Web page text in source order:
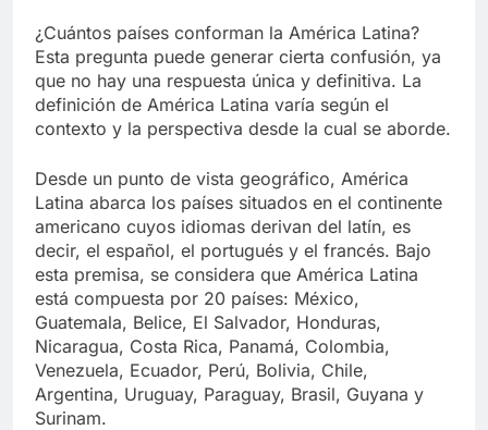
¿Cuántos países conforman la América Latina?
Esta pregunta puede generar cierta confusión, ya
que no hay una respuesta única y definitiva. La
definición de América Latina varía según el
contexto y la perspectiva desde la cual se aborde.
Desde un punto de vista geográfico, América
Latina abarca los países situados en el continente
americano cuyos idiomas derivan del latín, es
decir, el español, el portugués y el francés. Bajo
esta premisa, se considera que América Latina
está compuesta por 20 países: México,
Guatemala, Belice, El Salvador, Honduras,
Nicaragua, Costa Rica, Panamá, Colombia,
Venezuela, Ecuador, Perú, Bolivia, Chile,
Argentina, Uruguay, Paraguay, Brasil, Guyana y
Surinam.